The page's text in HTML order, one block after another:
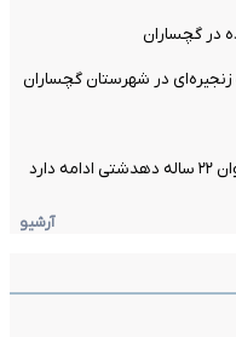
در گچساران
آرشیو